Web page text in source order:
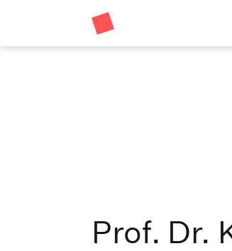
Prof. Dr.